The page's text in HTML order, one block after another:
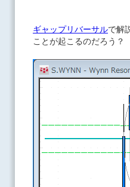
ギャップリバーサルで解
ことが起こるのだろう？